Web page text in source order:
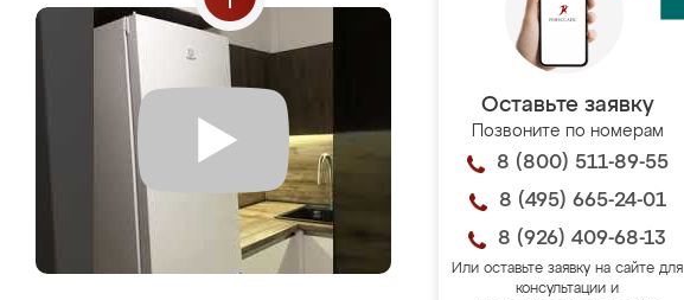
Оставьте заявку
Позвоните по номерам
8 (800) 511-89-55
8 (495) 665-24-01
8 (926) 409-68-13
Или оставьте заявку на сайте для
консультации и